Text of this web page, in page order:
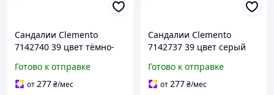
Сандалии Clemento
7142740 39 цвет тёмно-
Готово к отправке
от277₴/мес
Сандалии Clemento
7142737 39 цвет серый
Готово к отправке
от277₴/мес